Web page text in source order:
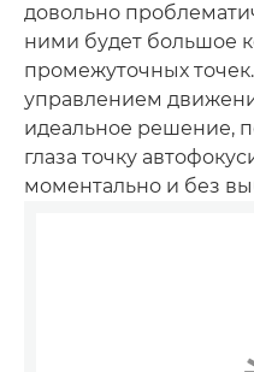
довольно
ними будет большое
промежуточных
управлением
идеальное решение,
глаза точку
моментально и без